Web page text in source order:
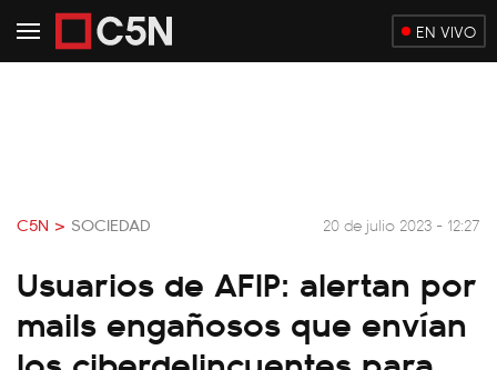
EN VIVO
C5N > SOCIEDAD 20 de julio 2023 - 12:27
Usuarios de AFIP: alertan por
mails engañosos que envían